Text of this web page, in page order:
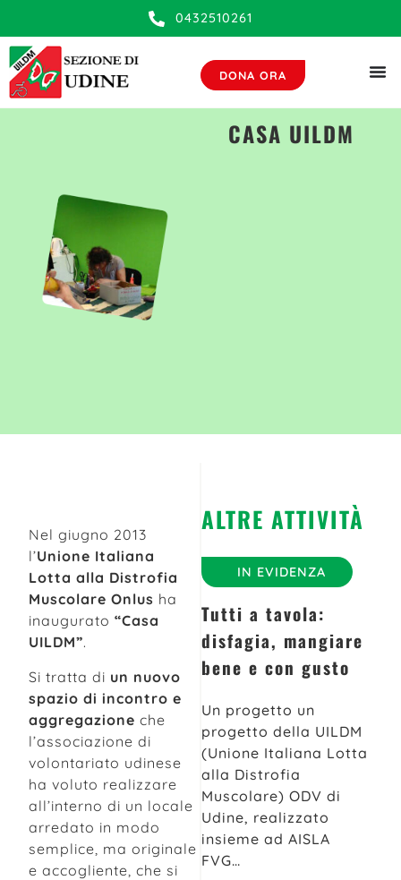
0432510261
DONA ORA
CASA UILDM
Nel giugno 2013
l’Unione Italiana
Lotta alla Distrofia
Muscolare Onlus ha
inaugurato “Casa
UILDM”.
Si tratta di un nuovo
spazio di incontro e
aggregazione che
l’associazione di
volontariato udinese
ha voluto realizzare
all’interno di un locale
arredato in modo
semplice, ma originale
e accogliente, che si
ALTRE ATTIVITÀ
IN EVIDENZA
Tutti a tavola:
disfagia, mangiare
bene e con gusto
Un progetto un
progetto della UILDM
(Unione Italiana Lotta
alla Distrofia
Muscolare) ODV di
Udine, realizzato
insieme ad AISLA
FVG…